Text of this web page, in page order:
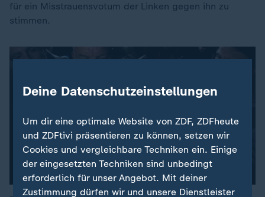
für ein Misstrauensvotum der Linken gegen ihn zu
stimmen.
Deine Datenschutzeinstellungen
Um dir eine optimale Website von ZDF, ZDFheute
und ZDFtivi präsentieren zu können, setzen wir
Cookies und vergleichbare Techniken ein. Einige
der eingesetzten Techniken sind unbedingt
erforderlich für unser Angebot. Mit deiner
Zustimmung dürfen wir und unsere Dienstleister